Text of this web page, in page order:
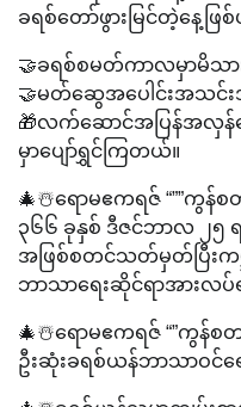
ခရစ်တော်ဖွားမြင်တဲ့နေ့ဖြ
🤝ခရစ်စမတ်ကာလမှာမိသာ
🤝မတ်ဆွေအပေါင်းအသင်
🎁လက်ဆောင်အပြန်အလှန်ပ
မှာပျော်ရွှင်ကြတယ်။
🎄☃️ရောမဧကရဇ် “””ကွ
၃၆၆ ခုနှစ် ဒီဇင်ဘာလ ၂
အဖြစ်စတင်သတ်မှတ်ပြီးက
ဘာသာရေးဆိုင်ရာအားလပ်
🎄☃️ရောမဧကရဇ် “”ကွန်စ
ဦးဆုံးခရစ်ယန်ဘာသာဝင်ရ